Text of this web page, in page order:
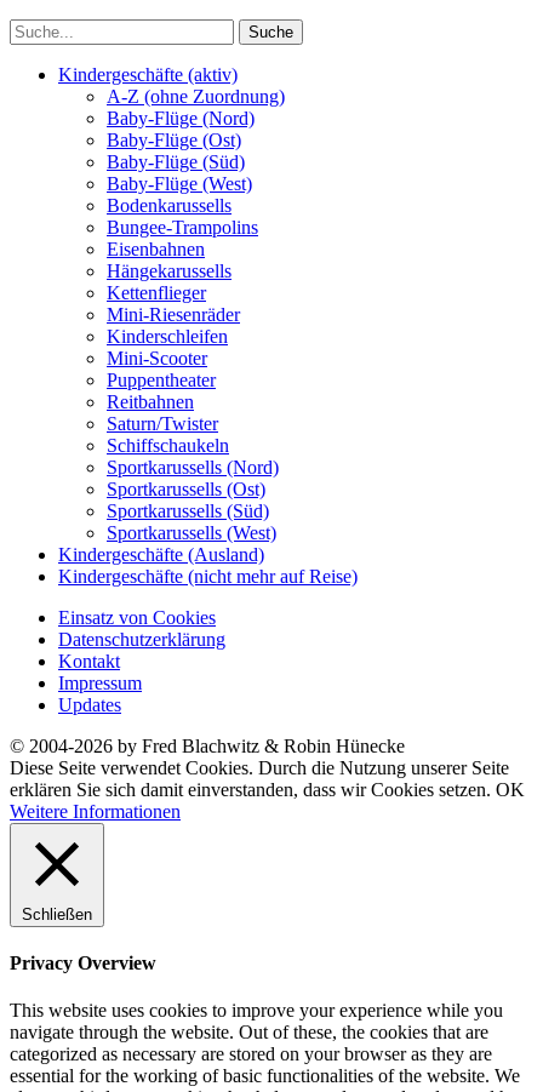
Kindergeschäfte (aktiv)
A-Z (ohne Zuordnung)
Baby-Flüge (Nord)
Baby-Flüge (Ost)
Baby-Flüge (Süd)
Baby-Flüge (West)
Bodenkarussells
Bungee-Trampolins
Eisenbahnen
Hängekarussells
Kettenflieger
Mini-Riesenräder
Kinderschleifen
Mini-Scooter
Puppentheater
Reitbahnen
Saturn/Twister
Schiffschaukeln
Sportkarussells (Nord)
Sportkarussells (Ost)
Sportkarussells (Süd)
Sportkarussells (West)
Kindergeschäfte (Ausland)
Kindergeschäfte (nicht mehr auf Reise)
Einsatz von Cookies
Datenschutzerklärung
Kontakt
Impressum
Updates
© 2004-2026 by Fred Blachwitz & Robin Hünecke
Diese Seite verwendet Cookies. Durch die Nutzung unserer Seite
erklären Sie sich damit einverstanden, dass wir Cookies setzen. OK
Weitere Informationen
Schließen
Privacy Overview
This website uses cookies to improve your experience while you
navigate through the website. Out of these, the cookies that are
categorized as necessary are stored on your browser as they are
essential for the working of basic functionalities of the website. We